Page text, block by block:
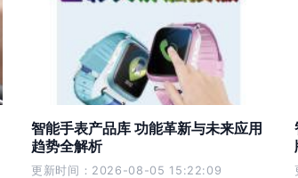
智能手表产品库 功能革新与未来应用
趋势全解析
更新时间：2026-08-05 15:22:09